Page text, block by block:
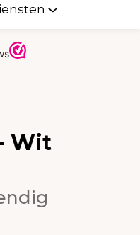
Wit